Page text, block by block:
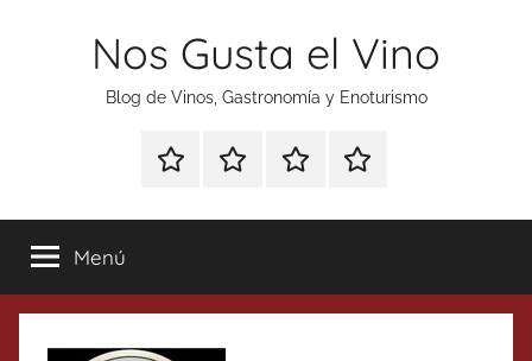
Nos Gusta el Vino
Blog de Vinos, Gastronomía y Enoturismo
Especial
Tonics
Enoturismo
Gastronomía
RankingContacto
Menú